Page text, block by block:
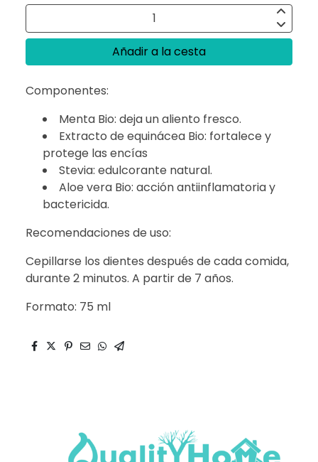
Añadir a la cesta
Componentes:
Menta Bio: deja un aliento fresco.
Extracto de equinácea Bio: fortalece y
protege las encías
Stevia: edulcorante natural.
Aloe vera Bio: acción antiinflamatoria y
bactericida.
Recomendaciones de uso:
Cepillarse los dientes después de cada comida,
durante 2 minutos. A partir de 7 años.
Formato: 75 ml